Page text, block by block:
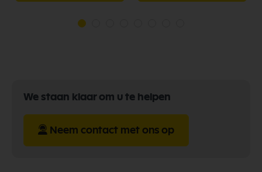
We staan klaar om u te helpen
Neem contact met ons op